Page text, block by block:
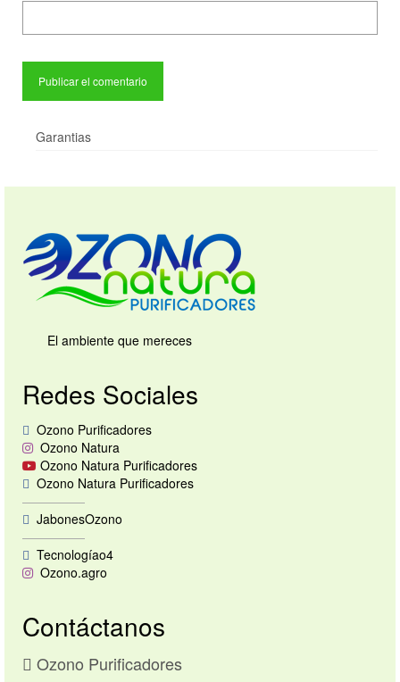
Garantias
El ambiente que mereces
Redes Sociales
Ozono Purificadores
Ozono Natura
Ozono Natura Purificadores
Ozono Natura Purificadores
—————
JabonesOzono
—————
Tecnologíao4
Ozono.agro
Contáctanos
Ozono Purificadores